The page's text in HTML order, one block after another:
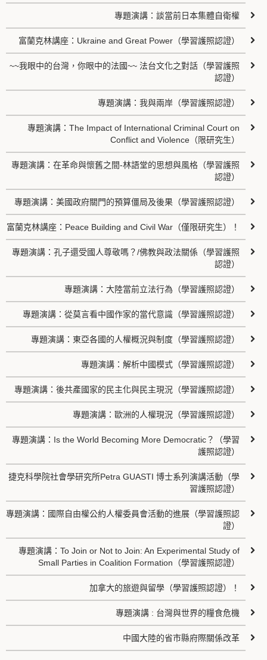
專題演講：談當前日本集體自衛權
富蘭克林講座：Ukraine and Great Power（學習護照認證）
~~我眼中的台灣，你眼中的法國~~ 法台文化之對話（學習護照
認證）
專題演講：我與兩岸（學習護照認證）
專題演講：The Impact of International Criminal Court on
Conflict and Violence（限研究生）
專題演講：在革命與懷舊之間-林語堂的思想與風格（學習護照
認證）
專題演講：美國政府關門的預算僵局及後果（學習護照認證）
富蘭克林講座：Peace Building and Civil War（僅限研究生）！
專題演講：孔子還受國人尊敬嗎？/佛教與政法關係（學習護照
認證）
專題演講：大陸當前立法行為（學習護照認證）
專題演講：從莫言看中國作家的當代意識（學習護照認證）
專題演講：東亞各國的人權概況與制度（學習護照認證）
專題演講：解析中國模式（學習護照認證）
專題演講：後共產國家的民主化與民主現況（學習護照認證）
專題演講：歐洲的人權現況（學習護照認證）
專題演講：Is the World Becoming More Democratic？（學習
護照認證）
捷克科學院社會學研究所Petra GUASTI 博士系列演講活動（學
習護照認證）
專題演講：國際自由權公約人權委員會活動的進展（學習護照認
證）
專題演講：To Join or Not to Join: An Experimental Study of
Small Parties in Coalition Formation（學習護照認證）
加拿大的旅遊與留學（學習護照認證）！
專題演講 : 台灣與世界的糧食危機
中國大陸的省市縣府際關係改革